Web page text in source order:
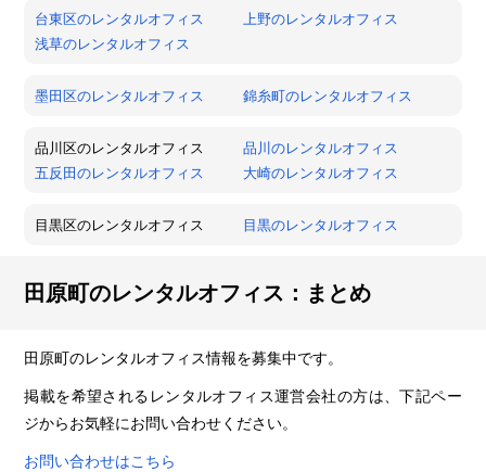
台東区のレンタルオフィス
上野のレンタルオフィス
浅草のレンタルオフィス
墨田区のレンタルオフィス 錦糸町のレンタルオフィス
品川区のレンタルオフィス
品川のレンタルオフィス
五反田のレンタルオフィス
大崎のレンタルオフィス
目黒区のレンタルオフィス 目黒のレンタルオフィス
田原町のレンタルオフィス：まとめ
田原町のレンタルオフィス情報を募集中です。
掲載を希望されるレンタルオフィス運営会社の方は、下記ペー
ジからお気軽にお問い合わせください。
お問い合わせはこちら